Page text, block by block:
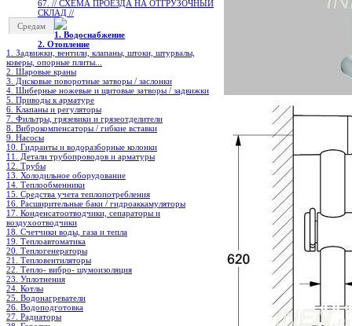
67. // СХЕМА ПРОЕЗДА НА ОТГРУЗОЧНЫЙ
СКЛАД //
Средам
1. Водоснабжение
2. Отопление
1. Задвижки, вентили, клапаны, штоки, штурвалы,
коверы, опорные плиты...
2. Шаровые краны
3. Дисковые поворотные затворы / заслонки
4. Шиберные ножевые и щитовые затворы / задвижки
5. Приводы к арматуре
6. Клапаны и регуляторы
7. Фильтры, грязевики и грязеотделители
8. Виброкомпенсаторы / гибкие вставки
9. Насосы
10. Гидранты и водоразборные колонки
11. Детали трубопроводов и арматуры
12. Трубы
13. Холодильное oборудование
14. Теплообменники
15. Средства учета теплопотребления
16. Расширительные баки / гидроаккамуляторы
17. Конденсатоотводчики, сепараторы и
воздухоотводчики
18. Счетчики воды, газа и тепла
19. Теплоавтоматика
20. Теплогенераторы
21. Тепловентиляторы
22. Тепло- вибро- шумоизоляция
23. Уплотнения
24. Котлы
25. Водонагреватели
26. Водоподготовка
27. Радиаторы